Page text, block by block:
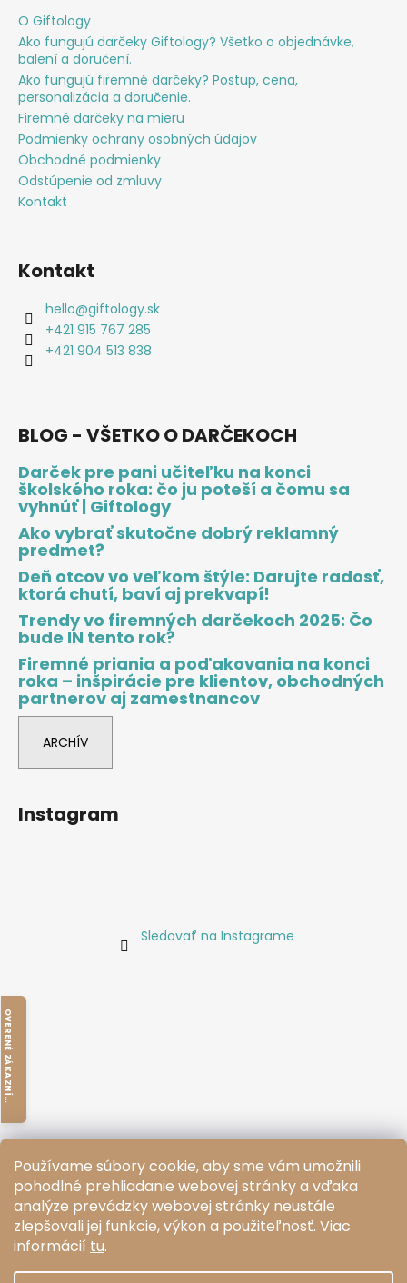
Používame súbory cookie, aby sme vám umožnili
pohodlné prehliadanie webovej stránky a vďaka
analýze prevádzky webovej stránky neustále
zlepšovali jej funkcie, výkon a použiteľnosť. Viac
informácií tu.
O Giftology
Ako fungujú darčeky Giftology? Všetko o objednávke,
balení a doručení.
Ako fungujú firemné darčeky? Postup, cena,
personalizácia a doručenie.
Firemné darčeky na mieru
Podmienky ochrany osobných údajov
Obchodné podmienky
Odstúpenie od zmluvy
Kontakt
Kontakt
hello@giftology.sk
+421 915 767 285
+421 904 513 838
BLOG - VŠETKO O DARČEKOCH
Darček pre pani učiteľku na konci
školského roka: čo ju poteší a čomu sa
vyhnúť | Giftology
Ako vybrať skutočne dobrý reklamný
predmet?
Deň otcov vo veľkom štýle: Darujte radosť,
ktorá chutí, baví aj prekvapí!
Trendy vo firemných darčekoch 2025: Čo
bude IN tento rok?
Firemné priania a poďakovania na konci
roka – inšpirácie pre klientov, obchodných
partnerov aj zamestnancov
ARCHÍV
Instagram
Sledovať na Instagrame
Facebook
O
V
E
R
E
N
É
Z
Á
K
A
Z
N
Í
K
M
I
OVERENÉZÁKAZNÍ
KMI